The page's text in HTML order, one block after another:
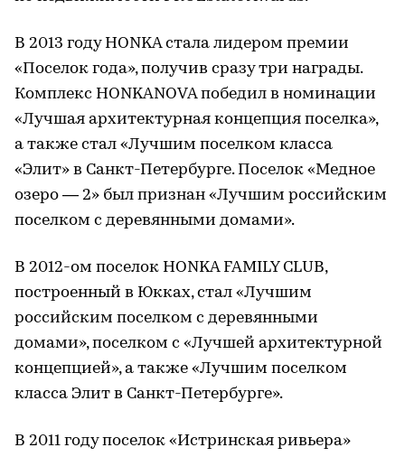
В 2013 году HONKA стала лидером премии
«Поселок года», получив сразу три награды.
Комплекс HONKANOVA победил в номинации
«Лучшая архитектурная концепция поселка»,
а также стал «Лучшим поселком класса
«Элит» в Санкт-Петербурге. Поселок «Медное
озеро — 2» был признан «Лучшим российским
поселком с деревянными домами».
В 2012-ом поселок HONKA FAMILY CLUB,
построенный в Юкках, стал «Лучшим
российским поселком с деревянными
домами», поселком с «Лучшей архитектурной
концепцией», а также «Лучшим поселком
класса Элит в Санкт-Петербурге».
В 2011 году поселок «Истринская ривьера»